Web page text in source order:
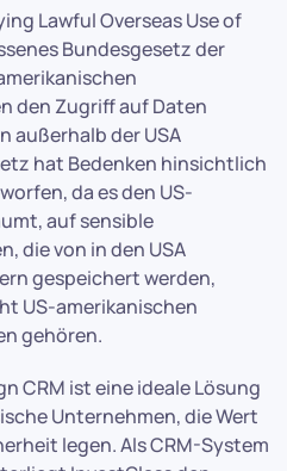
Lawful Overseas Use of
Bundesgesetz der
den Zugriff auf Daten
außerhalb der USA
hat Bedenken hinsichtlich
da es den US-
auf sensible
die von in den USA
gespeichert werden,
US-amerikanischen
gehören.
CRM ist eine ideale Lösung
Unternehmen, die Wert
legen. Als CRM-System